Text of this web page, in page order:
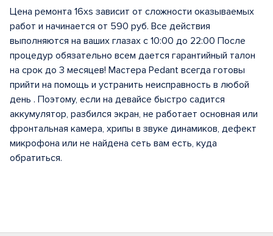
Цена ремонта 16xs зависит от сложности оказываемых
работ и начинается от 590 руб. Все действия
выполняются на ваших глазах с 10:00 до 22:00 После
процедур обязательно всем дается гарантийный талон
на срок до 3 месяцев! Мастера Pedant всегда готовы
прийти на помощь и устранить неисправность в любой
день . Поэтому, если на девайсе быстро садится
аккумулятор, разбился экран, не работает основная или
фронтальная камера, хрипы в звуке динамиков, дефект
микрофона или не найдена сеть вам есть, куда
обратиться.